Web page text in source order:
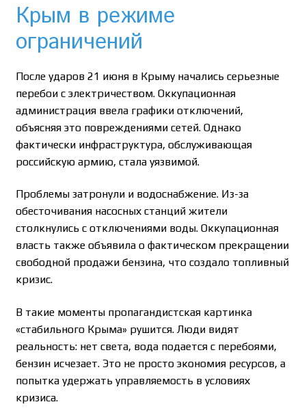
Крым в режиме
ограничений
После ударов 21 июня в Крыму начались серьезные
перебои с электричеством. Оккупационная
администрация ввела графики отключений,
объясняя это повреждениями сетей. Однако
фактически инфраструктура, обслуживающая
российскую армию, стала уязвимой.
Проблемы затронули и водоснабжение. Из-за
обесточивания насосных станций жители
столкнулись с отключениями воды. Оккупационная
власть также объявила о фактическом прекращении
свободной продажи бензина, что создало топливный
кризис.
В такие моменты пропагандистская картинка
«стабильного Крыма» рушится. Люди видят
реальность: нет света, вода подается с перебоями,
бензин исчезает. Это не просто экономия ресурсов, а
попытка удержать управляемость в условиях
кризиса.